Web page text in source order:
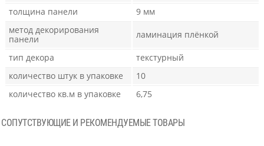
толщина панели
9 мм
метод декорирования
панели
ламинация плёнкой
тип декора
текстурный
количество штук в упаковке
10
количество кв.м в упаковке
6,75
СОПУТСТВУЮЩИЕ И РЕКОМЕНДУЕМЫЕ ТОВАРЫ